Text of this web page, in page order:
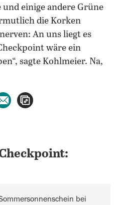
und einige andere Grüne
die Korken
An uns liegt es
wäre ein
sagte Kohlmeier. Na,
WhatsApp teilen
per E-Mail teilen
bei